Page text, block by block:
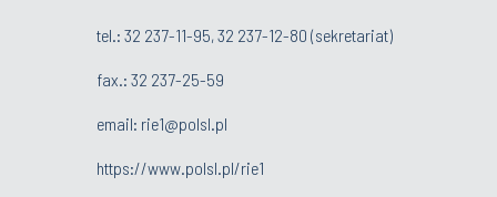
tel.: 32 237-11-95,32 237-12-80 (sekretariat)
fax.: 32 237-25-59
email: rie1@polsl.pl
https://www.polsl.pl/rie1